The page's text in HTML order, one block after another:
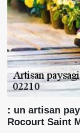
: un artisan
Rocourt Saint